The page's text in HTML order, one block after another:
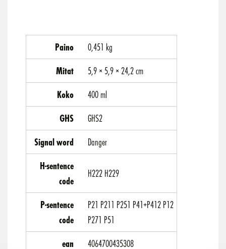
Paino
0,451 kg
Mitat
5,9 × 5,9 × 24,2 cm
Koko
400 ml
GHS
GHS2
Signal word
Danger
H-sentence
code
H222 H229
P-sentence
code
P21 P211 P251 P41+P412 P12
P271 P51
ean
4064700435308